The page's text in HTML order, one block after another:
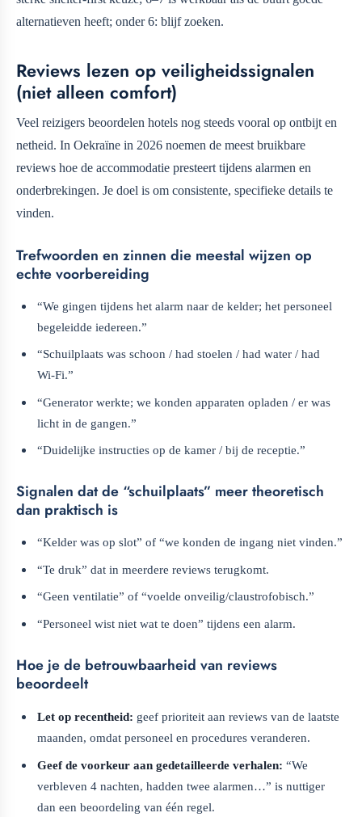
alternatieven heeft; onder 6: blijf zoeken.
Reviews lezen op veiligheidssignalen
(niet alleen comfort)
Veel reizigers beoordelen hotels nog steeds vooral op ontbijt en
netheid. In Oekraïne in 2026 noemen de meest bruikbare
reviews hoe de accommodatie presteert tijdens alarmen en
onderbrekingen. Je doel is om consistente, specifieke details te
vinden.
Trefwoorden en zinnen die meestal wijzen op
echte voorbereiding
“We gingen tijdens het alarm naar de kelder; het personeel
begeleidde iedereen.”
“Schuilplaats was schoon / had stoelen / had water / had
Wi‑Fi.”
“Generator werkte; we konden apparaten opladen / er was
licht in de gangen.”
“Duidelijke instructies op de kamer / bij de receptie.”
Signalen dat de “schuilplaats” meer theoretisch
dan praktisch is
“Kelder was op slot” of “we konden de ingang niet vinden.”
“Te druk” dat in meerdere reviews terugkomt.
“Geen ventilatie” of “voelde onveilig/claustrofobisch.”
“Personeel wist niet wat te doen” tijdens een alarm.
Hoe je de betrouwbaarheid van reviews
beoordeelt
Let op recentheid: geef prioriteit aan reviews van de laatste
maanden, omdat personeel en procedures veranderen.
Geef de voorkeur aan gedetailleerde verhalen: “We
verbleven 4 nachten, hadden twee alarmen…” is nuttiger
dan een beoordeling van één regel.